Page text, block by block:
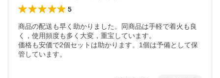
5
商品の配送も早く助かりました。同商品は手軽で着火も良
く，使用頻度も多く大変，重宝しています。
価格も安価で2個セットは助かります。1個は予備として保
管しています。